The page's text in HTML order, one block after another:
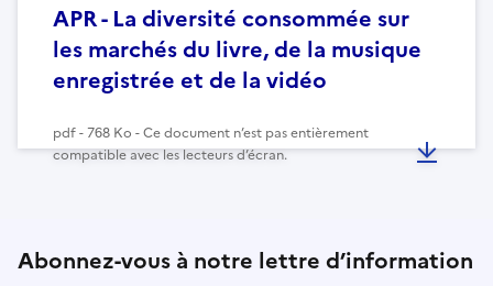
APR - La diversité consommée sur
les marchés du livre, de la musique
enregistrée et de la vidéo
pdf - 768 Ko - Ce document n’est pas entièrement
compatible avec les lecteurs d’écran.
Abonnez-vous à notre lettre d’information